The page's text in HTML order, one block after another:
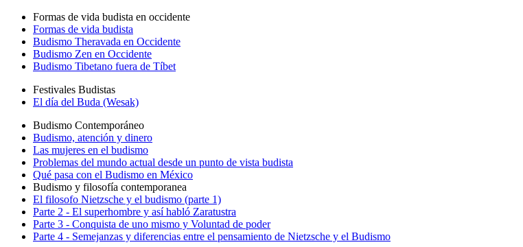
Formas de vida budista en occidente
Formas de vida budista
Budismo Theravada en Occidente
Budismo Zen en Occidente
Budismo Tibetano fuera de Tíbet
Festivales Budistas
El día del Buda (Wesak)
Budismo Contemporáneo
Budismo, atención y dinero
Las mujeres en el budismo
Problemas del mundo actual desde un punto de vista budista
Qué pasa con el Budismo en México
Budismo y filosofía contemporanea
El filosofo Nietzsche y el budismo (parte 1)
Parte 2 - El superhombre y así habló Zaratustra
Parte 3 - Conquista de uno mismo y Voluntad de poder
Parte 4 - Semejanzas y diferencias entre el pensamiento de Nietzsche y el Budismo